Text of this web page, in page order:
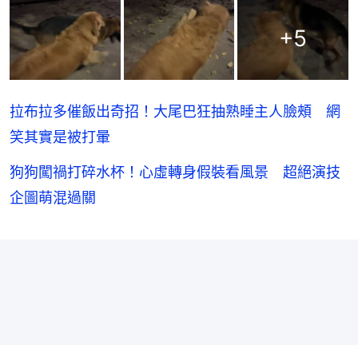
+5
拉布拉多催飯出奇招！大尾巴狂抽熟睡主人臉頰 網
笑其實是被打暈
狗狗闖禍打碎水杯！心虛轉身假裝看風景 超絕演技
企圖萌混過關